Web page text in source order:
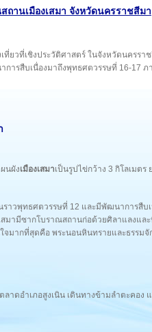
ถานเมืองเสมา จังหวัดนครราชสีมา
ที่ยวที่เชิงประวัติศาสตร์ ในจังหวัดนครรา
ารสืบเนื่องมาถึงพุทธศตวรรษที่ 16-17
นผังเมืองเสมาเป็นรูปไข่กว้าง 3 กิโลเมตร
ราวพุทธศตวรรษที่ 12 และมีพัฒนาการสืบ
มามีซากโบราณสถานก่อด้วยศิลาแลงแล
มากที่สุดคือ พระนอนหินทรายและธรรมจั
ลาดอำเภอสูงเนิน เดินทางข้ามลำตะคอง